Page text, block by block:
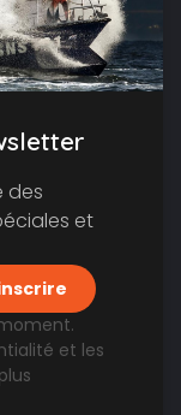
des
et
et les